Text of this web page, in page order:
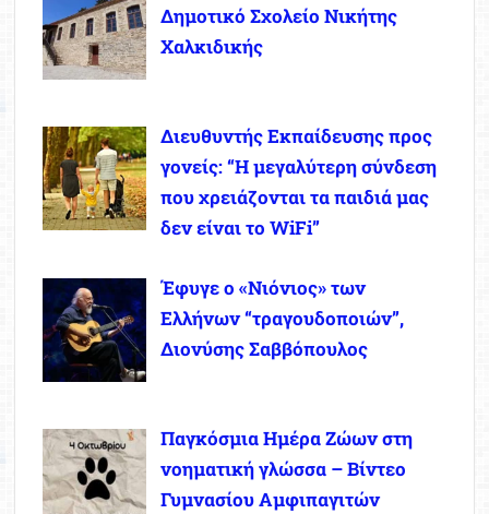
Δημοτικό Σχολείο Νικήτης
Χαλκιδικής
Διευθυντής Εκπαίδευσης προς
γονείς: “Η μεγαλύτερη σύνδεση
που χρειάζονται τα παιδιά μας
δεν είναι το WiFi”
Έφυγε ο «Νιόνιος» των
Ελλήνων “τραγουδοποιών”,
Διονύσης Σαββόπουλος
Παγκόσμια Ημέρα Ζώων στη
νοηματική γλώσσα – Βίντεο
Γυμνασίου Αμφιπαγιτών